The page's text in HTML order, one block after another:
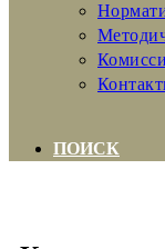
ПОИСК